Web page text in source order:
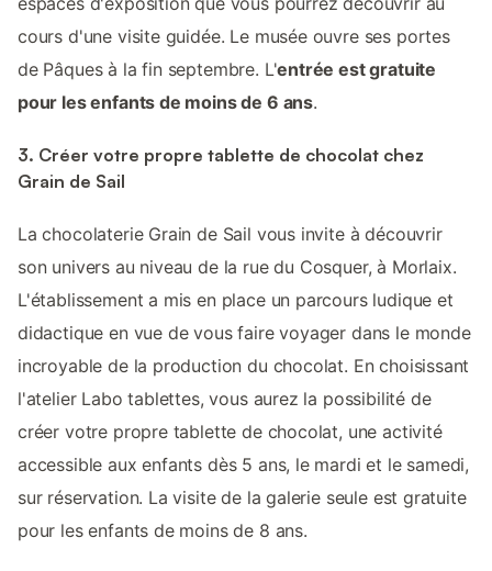
cours d'une visite guidée. Le musée ouvre ses portes
de Pâques à la fin septembre. L'entrée est gratuite
pour les enfants de moins de 6 ans.
3. Créer votre propre tablette de chocolat chez
Grain de Sail
La chocolaterie Grain de Sail vous invite à découvrir
son univers au niveau de la rue du Cosquer, à Morlaix.
L'établissement a mis en place un parcours ludique et
didactique en vue de vous faire voyager dans le monde
incroyable de la production du chocolat. En choisissant
l'atelier Labo tablettes, vous aurez la possibilité de
créer votre propre tablette de chocolat, une activité
accessible aux enfants dès 5 ans, le mardi et le samedi,
sur réservation. La visite de la galerie seule est gratuite
pour les enfants de moins de 8 ans.